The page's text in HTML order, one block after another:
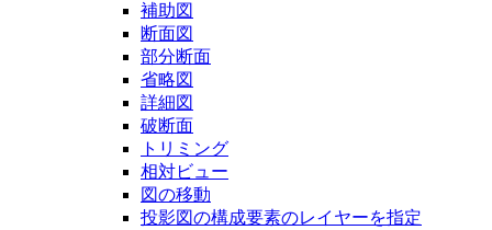
補助図
断面図
部分断面
省略図
詳細図
破断面
トリミング
相対ビュー
図の移動
投影図の構成要素のレイヤーを指定